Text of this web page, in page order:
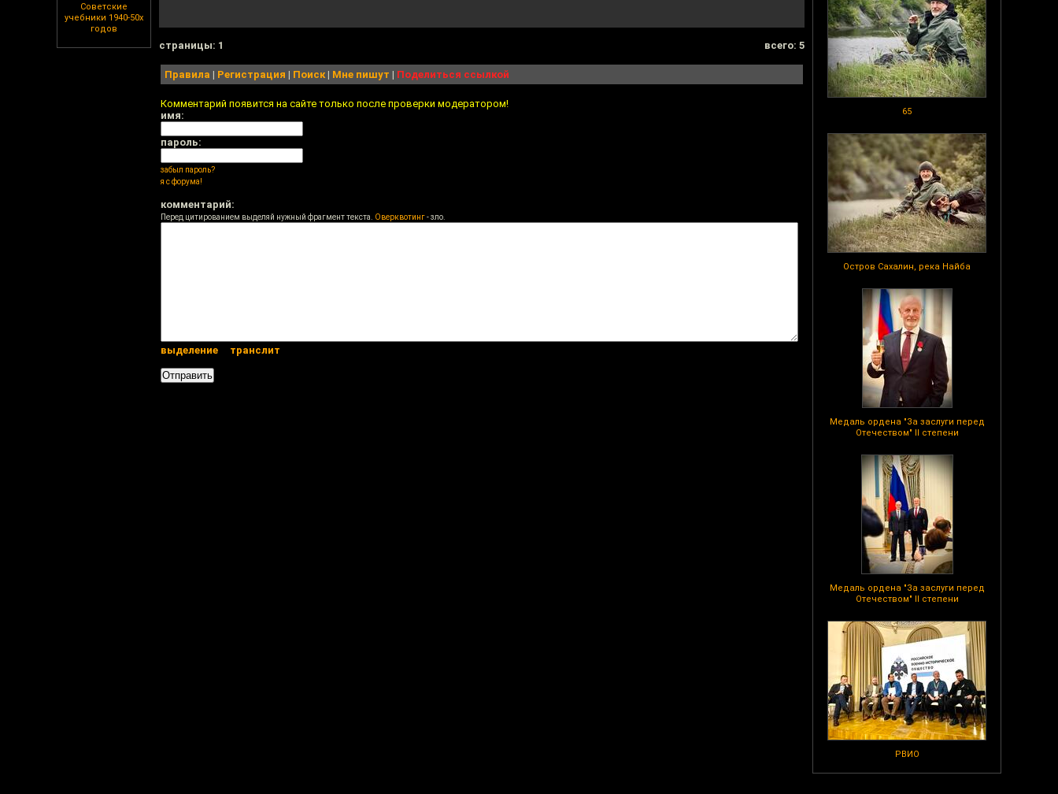
Советские
учебники 1940-50х
годов
65
Остров Сахалин, река Найба
Медаль ордена "За заслуги перед
Отечеством" II степени
Медаль ордена "За заслуги перед
Отечеством" II степени
РВИО
cтраницы: 1 всего: 5
Правила | Регистрация | Поиск| Мне пишут | Поделиться ссылкой
Комментарий появится на сайте только после проверки модератором!
имя:
пароль:
забыл пароль?
я с форума!
комментарий:
Перед цитированием выделяй нужный фрагмент текста. Оверквотинг- зло.
выделение транслит